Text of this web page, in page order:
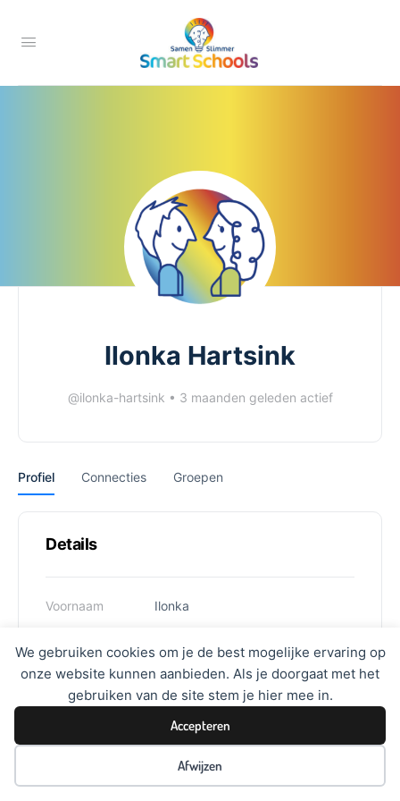
We gebruiken cookies om je de best mogelijke ervaring op
onze website kunnen aanbieden. Als je doorgaat met het
gebruiken van de site stem je hier mee in.
Accepteren
Afwijzen
Ilonka Hartsink
@ilonka-hartsink • 3 maanden geleden actief
Profiel Connecties Groepen
Details
Voornaam Ilonka
Achternaam Hartsink
Gebruikersnaam ilonka-hartsink